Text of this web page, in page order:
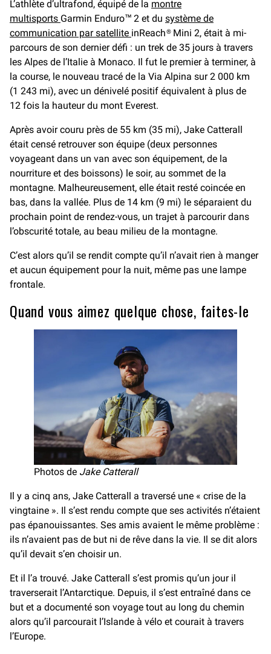
L’athlète d’ultrafond, équipé de la montre
multisports Garmin Enduro™ 2 et du système de
communication par satellite inReach® Mini 2, était à mi-
parcours de son dernier défi : un trek de 35 jours à travers
les Alpes de l’Italie à Monaco. Il fut le premier à terminer, à
la course, le nouveau tracé de la Via Alpina sur 2 000 km
(1 243 mi), avec un dénivelé positif équivalent à plus de
12 fois la hauteur du mont Everest.
Après avoir couru près de 55 km (35 mi), Jake Catterall
était censé retrouver son équipe (deux personnes
voyageant dans un van avec son équipement, de la
nourriture et des boissons) le soir, au sommet de la
montagne. Malheureusement, elle était resté coincée en
bas, dans la vallée. Plus de 14 km (9 mi) le séparaient du
prochain point de rendez-vous, un trajet à parcourir dans
l’obscurité totale, au beau milieu de la montagne.
C’est alors qu’il se rendit compte qu’il n’avait rien à manger
et aucun équipement pour la nuit, même pas une lampe
frontale.
Quand vous aimez quelque chose, faites-le
Photos de Jake Catterall
Il y a cinq ans, Jake Catterall a traversé une « crise de la
vingtaine ». Il s’est rendu compte que ses activités n’étaient
pas épanouissantes. Ses amis avaient le même problème :
ils n’avaient pas de but ni de rêve dans la vie. Il se dit alors
qu’il devait s’en choisir un.
Et il l’a trouvé. Jake Catterall s’est promis qu’un jour il
traverserait l’Antarctique. Depuis, il s’est entraîné dans ce
but et a documenté son voyage tout au long du chemin
alors qu’il parcourait l’Islande à vélo et courait à travers
l’Europe.